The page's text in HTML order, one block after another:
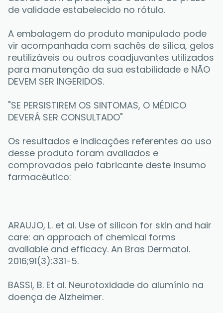
de validade estabelecido no rótulo.
A embalagem do produto manipulado pode
vir acompanhada com sachês de sílica, gelos
reutilizáveis ou outros coadjuvantes utilizados
para manutenção da sua estabilidade e NÃO
DEVEM SER INGERIDOS.
"SE PERSISTIREM OS SINTOMAS, O MÉDICO
DEVERÁ SER CONSULTADO"
Os resultados e indicações referentes ao uso
desse produto foram avaliados e
comprovados pelo fabricante deste insumo
farmacêutico:
ARAUJO, L. et al. Use of silicon for skin and hair
care: an approach of chemical forms
available and efficacy. An Bras Dermatol.
2016;91(3):331-5.
BASSI, B. Et al. Neurotoxidade do alumínio na
doença de Alzheimer.